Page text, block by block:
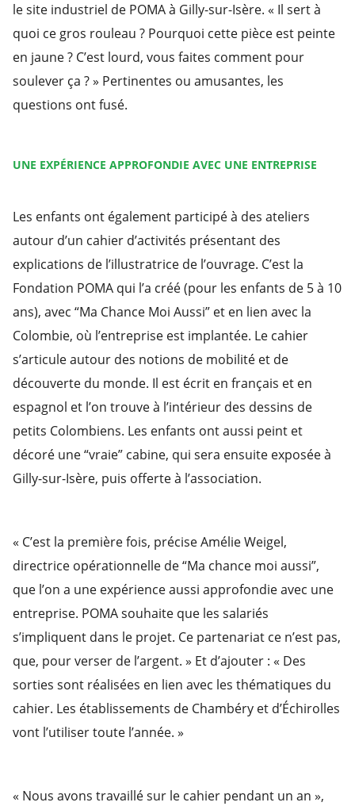
le site industriel de POMA à Gilly-sur-Isère. « Il sert à
quoi ce gros rouleau ? Pourquoi cette pièce est peinte
en jaune ? C’est lourd, vous faites comment pour
soulever ça ? » Pertinentes ou amusantes, les
questions ont fusé.
UNE EXPÉRIENCE APPROFONDIE AVEC UNE ENTREPRISE
Les enfants ont également participé à des ateliers
autour d’un cahier d’activités présentant des
explications de l’illustratrice de l’ouvrage. C’est la
Fondation POMA qui l’a créé (pour les enfants de 5 à 10
ans), avec “Ma Chance Moi Aussi” et en lien avec la
Colombie, où l’entreprise est implantée. Le cahier
s’articule autour des notions de mobilité et de
découverte du monde. Il est écrit en français et en
espagnol et l’on trouve à l’intérieur des dessins de
petits Colombiens. Les enfants ont aussi peint et
décoré une “vraie” cabine, qui sera ensuite exposée à
Gilly-sur-Isère, puis offerte à l’association.
« C’est la première fois, précise Amélie Weigel,
directrice opérationnelle de “Ma chance moi aussi”,
que l’on a une expérience aussi approfondie avec une
entreprise. POMA souhaite que les salariés
s’impliquent dans le projet. Ce partenariat ce n’est pas,
que, pour verser de l’argent. » Et d’ajouter : « Des
sorties sont réalisées en lien avec les thématiques du
cahier. Les établissements de Chambéry et d’Échirolles
vont l’utiliser toute l’année. »
« Nous avons travaillé sur le cahier pendant un an »,